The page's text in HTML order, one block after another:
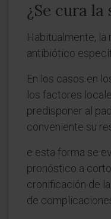
¿Se cura
Habitualmente,
antibiótico
En los casos en
los factores
predisponer al
conveniente su
e esta forma se
pronóstico a
cronificación de
de